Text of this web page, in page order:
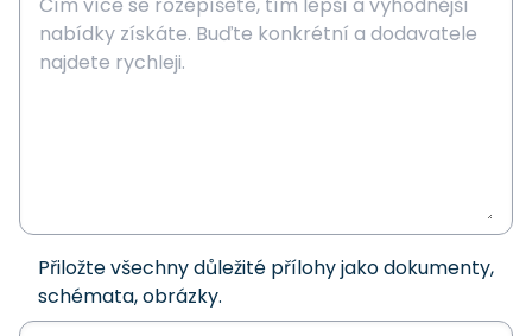
Přiložte všechny důležité přílohy jako dokumenty,
schémata, obrázky.